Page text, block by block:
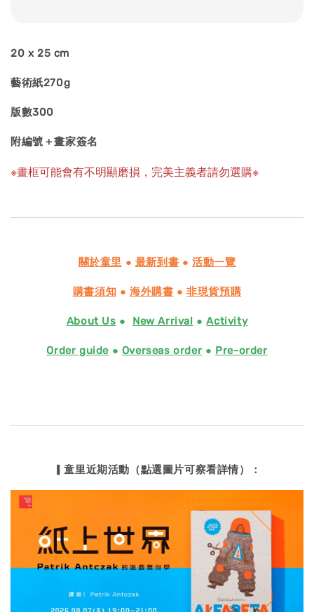
20 x 25 cm
藝術紙270g
版數300
附編號＋畫家簽名
※畫框可能會有不明顯磨損，完美主義者請勿選購※
關於童里 ● 最新到書 ●活動一覽
購書須知 ● 海外購書 ●非現貨預購
About Us ● New Arrival ●Activity
Order guide ● Overseas order● Pre-order
▎童里近期活動（點選圖片可察看詳情）：